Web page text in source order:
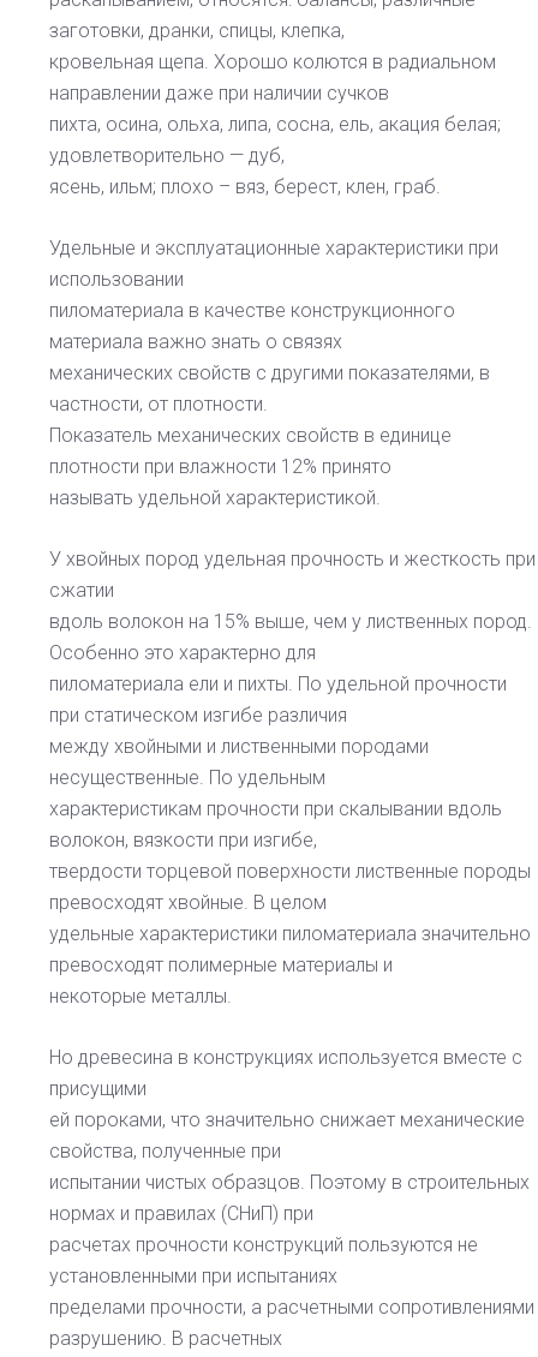
заготовки, дранки, спицы, клепка,
кровельная щепа. Хорошо колются в радиальном
направлении даже при наличии сучков
пихта, осина, ольха, липа, сосна, ель, акация белая;
удовлетворительно — дуб,
ясень, ильм; плохо – вяз, берест, клен, граб.
Удельные и эксплуатационные характеристики при
использовании
пиломатериала в качестве конструкционного
материала важно знать о связях
механических свойств с другими показателями, в
частности, от плотности.
Показатель механических свойств в единице
плотности при влажности 12% принято
называть удельной характеристикой.
У хвойных пород удельная прочность и жесткость при
сжатии
вдоль волокон на 15% выше, чем у лиственных пород.
Особенно это характерно для
пиломатериала ели и пихты. По удельной прочности
при статическом изгибе различия
между хвойными и лиственными породами
несущественные. По удельным
характеристикам прочности при скалывании вдоль
волокон, вязкости при изгибе,
твердости торцевой поверхности лиственные породы
превосходят хвойные. В целом
удельные характеристики пиломатериала значительно
превосходят полимерные материалы и
некоторые металлы.
Но древесина в конструкциях используется вместе с
присущими
ей пороками, что значительно снижает механические
свойства, полученные при
испытании чистых образцов. Поэтому в строительных
нормах и правилах (СНиП) при
расчетах прочности конструкций пользуются не
установленными при испытаниях
пределами прочности, а расчетными сопротивлениями
разрушению. В расчетных